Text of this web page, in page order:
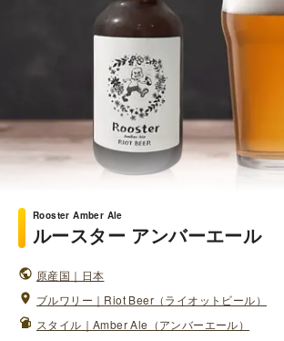
Rooster Amber Ale
ルースター アンバーエール
原産国｜日本
ブルワリー｜Riot Beer（ライオットビール）
スタイル｜Amber Ale（アンバーエール）